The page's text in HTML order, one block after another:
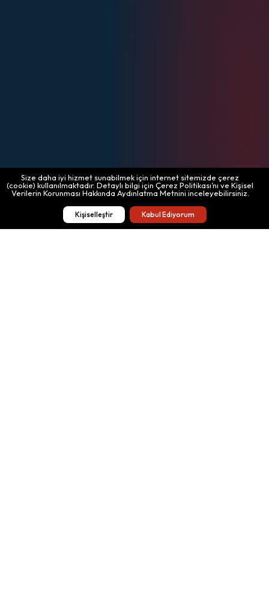
Size daha iyi hizmet sunabilmek için internet sitemizde çerez
(cookie) kullanılmaktadır. Detaylı bilgi için Çerez Politikası’nı ve Kişisel
Verilerin Korunması Hakkında Aydınlatma Metnini inceleyebilirsiniz.
Kişiselleştir Kabul Ediyorum